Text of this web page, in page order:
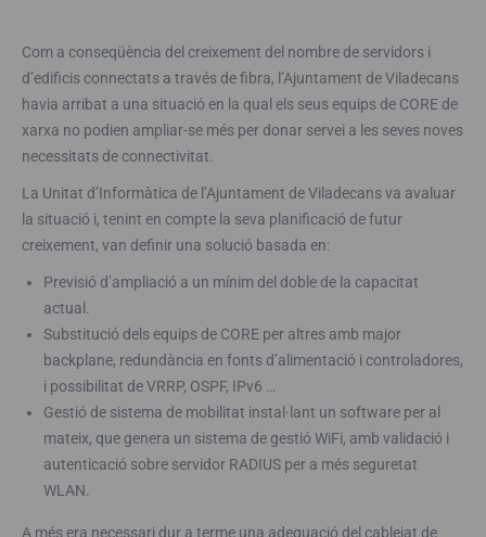
Com a conseqüència del creixement del nombre de servidors i
d’edificis connectats a través de fibra, l’Ajuntament de Viladecans
havia arribat a una situació en la qual els seus equips de CORE de
xarxa no podien ampliar-se més per donar servei a les seves noves
necessitats de connectivitat.
La Unitat d’Informàtica de l’Ajuntament de Viladecans va avaluar
la situació i, tenint en compte la seva planificació de futur
creixement, van definir una solució basada en:
Previsió d’ampliació a un mínim del doble de la capacitat
actual.
Substitució dels equips de CORE per altres amb major
backplane, redundància en fonts d’alimentació i controladores,
i possibilitat de VRRP, OSPF, IPv6 …
Gestió de sistema de mobilitat instal·lant un software per al
mateix, que genera un sistema de gestió WiFi, amb validació i
autenticació sobre servidor RADIUS per a més seguretat
WLAN.
A més era necessari dur a terme una adequació del cablejat de